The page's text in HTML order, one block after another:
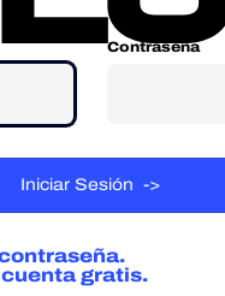
Contraseña
gratis.